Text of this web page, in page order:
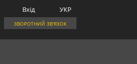
УКР
Вхід
ЗВОРОТНИЙ ЗВ'ЯЗОК